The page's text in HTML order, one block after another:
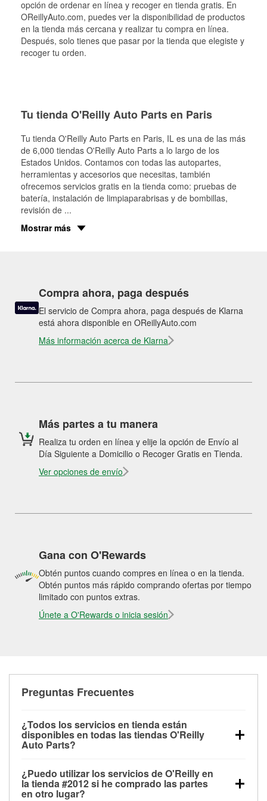
opción de ordenar en línea y recoger en tienda gratis. En
OReillyAuto.com, puedes ver la disponibilidad de productos
en la tienda más cercana y realizar tu compra en línea.
Después, solo tienes que pasar por la tienda que elegiste y
recoger tu orden.
Tu tienda O'Reilly Auto Parts en Paris
Tu tienda O'Reilly Auto Parts en Paris, IL es una de las más
de 6,000 tiendas O'Reilly Auto Parts a lo largo de los
Estados Unidos. Contamos con todas las autopartes,
herramientas y accesorios que necesitas, también
ofrecemos servicios gratis en la tienda como: pruebas de
batería, instalación de limpiaparabrisas y de bombillas,
revisión de ...
Mostrar más
Compra ahora, paga después
El servicio de Compra ahora, paga después de Klarna
está ahora disponible en OReillyAuto.com
Más información acerca de Klarna
Más partes a tu manera
Realiza tu orden en línea y elije la opción de Envío al
Día Siguiente a Domicilio o Recoger Gratis en Tienda.
Ver opciones de envío
Gana con O'Rewards
Obtén puntos cuando compres en línea o en la tienda.
Obtén puntos más rápido comprando ofertas por tiempo
limitado con puntos extras.
Únete a O'Rewards o inicia sesión
Preguntas Frecuentes
¿Todos los servicios en tienda están
disponibles en todas las tiendas O'Reilly
Auto Parts?
las pruebas de batería, pruebas de alternador y
motor de arranque, revisión de la luz “Check Engine”
¿Puedo utilizar los servicios de O'Reilly en
la tienda #2012 si he comprado las partes
en otro lugar?